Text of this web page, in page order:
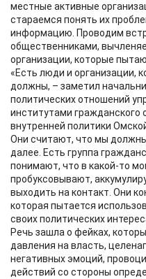
местные активные
стараемся понять их
информацию. Проводим
общественниками,
организации, которые
«Есть люди и организации,
должны, – заметил
политических отношений
институтами гражданского
внутренней политики
Они считают, что мы
далее. Есть группа
понимают, что в какой-то
пробуксовывают,
выходить на контакт. Они
которая пытается
своих политических
Речь зашла о фейках,
давления на власть,
негативных эмоций,
действий со стороны